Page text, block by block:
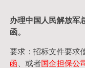
办理中国人民解放军
函。
要求：招标文件要求
函 、或者国企担保公